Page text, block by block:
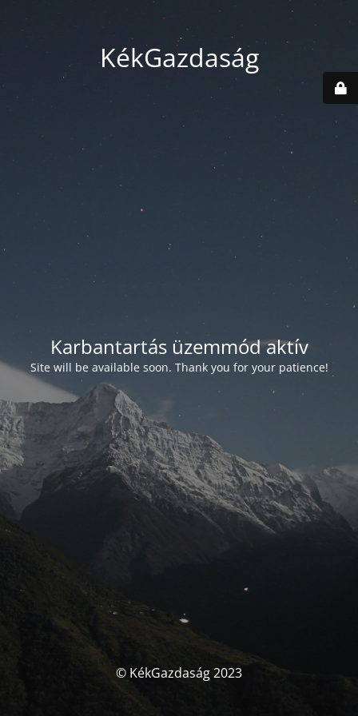
KékGazdaság
Karbantartás üzemmód aktív
Site will be available soon. Thank you for your patience!
© KékGazdaság 2023